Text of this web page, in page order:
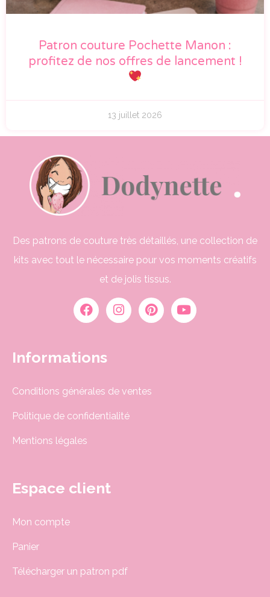
Patron couture Pochette Manon :
profitez de nos offres de lancement !
13 juillet 2026
Des patrons de couture très détaillés, une collection de
kits avec tout le nécessaire pour vos moments créatifs
et de jolis tissus.
Informations
Conditions générales de ventes
Politique de confidentialité
Mentions légales
Espace client
Mon compte
Panier
Télécharger un patron pdf